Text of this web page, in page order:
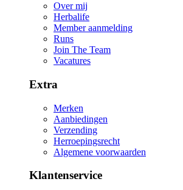
Over mij
Herbalife
Member aanmelding
Runs
Join The Team
Vacatures
Extra
Merken
Aanbiedingen
Verzending
Herroepingsrecht
Algemene voorwaarden
Klantenservice